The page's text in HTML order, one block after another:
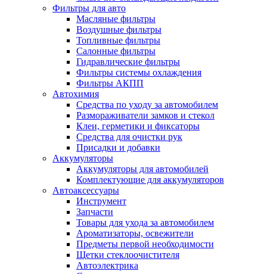
Фильтры для авто
Масляные фильтры
Воздушные фильтры
Топливные фильтры
Салонные фильтры
Гидравлические фильтры
Фильтры системы охлаждения
Фильтры АКПП
Автохимия
Средства по уходу за автомобилем
Размораживатели замков и стекол
Клеи, герметики и фиксаторы
Средства для очистки рук
Присадки и добавки
Аккумуляторы
Аккумуляторы для автомобилей
Комплектующие для аккумуляторов
Автоаксессуары
Инструмент
Запчасти
Товары для ухода за автомобилем
Ароматизаторы, освежители
Предметы первой необходимости
Щетки стеклоочистителя
Автоэлектрика